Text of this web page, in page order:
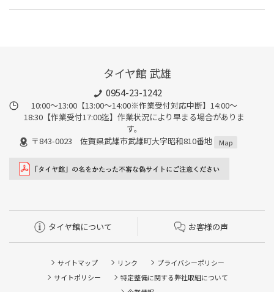
タイヤ館 武雄
0954-23-1242
10:00～13:00【13:00～14:00※作業受付対応中断】14:00～
18:30【作業受付17:00迄】作業状況により早まる場合がありま
す。
〒843-0023 佐賀県武雄市武雄町大字昭和810番地
Map
タイヤ館について お客様の声
サイトマップ リンク
プライバシーポリシー
サイトポリシー
特定整備に関する弊社取組について